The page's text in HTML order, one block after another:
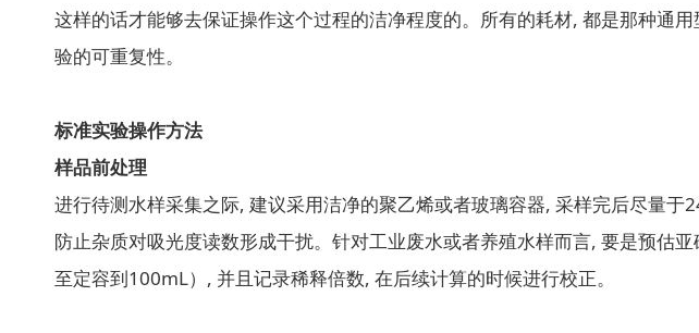
这样的话才能够去保证操作这个过程的洁净程度的。所有的耗材, 都是那种通
验的可重复性。
标准实验操作方法
样品前处理
进行待测水样采集之际, 建议采用洁净的聚乙烯或者玻璃容器, 采样完后尽量
防止杂质对吸光度读数形成干扰。针对工业废水或者养殖水样而言, 要是预估
至定容到100mL）, 并且记录稀释倍数, 在后续计算的时候进行校正。